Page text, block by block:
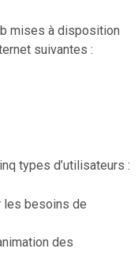
mises à disposition
suivantes :
types d’utilisateurs :
les besoins de
des